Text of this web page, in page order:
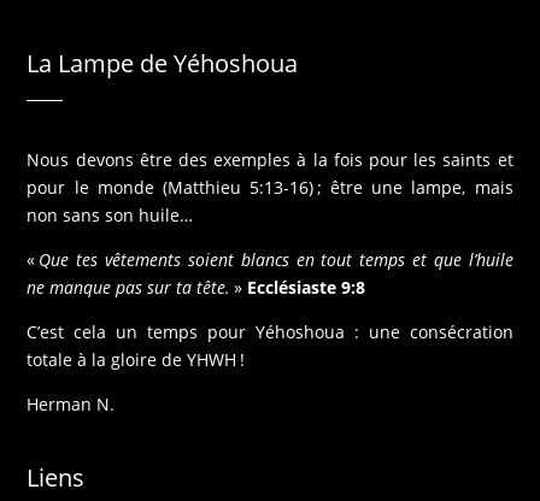
La Lampe de Yéhoshoua
Nous devons être des exemples à la fois pour les saints et
pour le monde (Matthieu 5:13-16) ; être une lampe, mais
non sans son huile…
« Que tes vêtements soient blancs en tout temps et que l’huile
ne manque pas sur ta tête. » Ecclésiaste 9:8
C’est cela un temps pour Yéhoshoua : une consécration
totale à la gloire de YHWH !
Herman N.
Liens